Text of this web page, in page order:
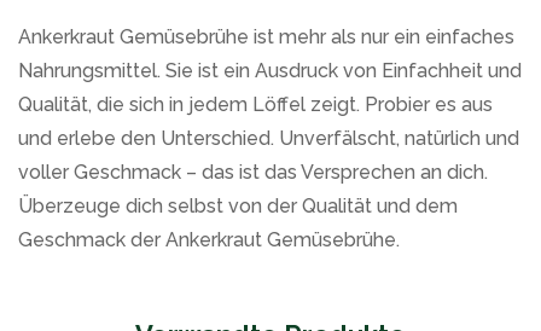
Ankerkraut Gemüsebrühe ist mehr als nur ein einfaches
Nahrungsmittel. Sie ist ein Ausdruck von Einfachheit und
Qualität, die sich in jedem Löffel zeigt. Probier es aus
und erlebe den Unterschied. Unverfälscht, natürlich und
voller Geschmack – das ist das Versprechen an dich.
Überzeuge dich selbst von der Qualität und dem
Geschmack der Ankerkraut Gemüsebrühe.